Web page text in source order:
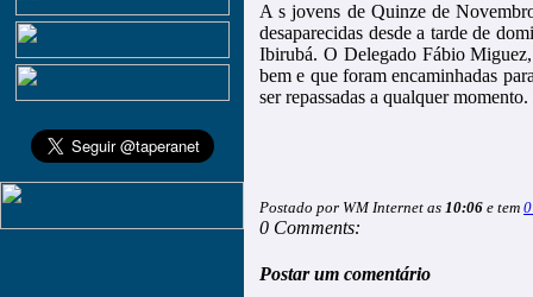
A s jovens de Quinze de
desaparecidas desde a tarde de
Ibirubá. O Delegado Fábio
bem e que foram encaminhadas
ser repassadas a qualquer momento.
Postado por WM Internet as 10:06 e tem
0 Comments:
Postar um comentário